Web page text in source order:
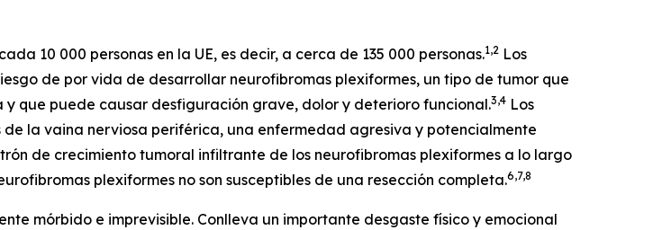
10 000 personas en la UE, es decir, a cerca de 135 000 personas.1,2 Los
de por vida de desarrollar neurofibromas plexiformes, un tipo de tumor que
que puede causar desfiguración grave, dolor y deterioro funcional.3,4 ​ Los
la vaina nerviosa periférica, una enfermedad agresiva y potencialmente
de crecimiento tumoral infiltrante de los neurofibromas plexiformes a lo largo
plexiformes no son susceptibles de una resección completa.6,7,8
mórbido e imprevisible. Conlleva un importante desgaste físico y emocional